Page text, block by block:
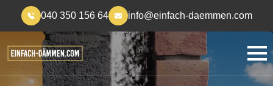
040 350 156 64 info@einfach-daemmen.com